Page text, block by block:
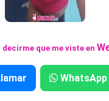
que me viste en
WhatsApp